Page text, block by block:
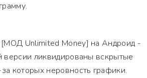
Unlimited Money] на Андроид -
версии ликвидированы вскрытые
которых неровность графики.